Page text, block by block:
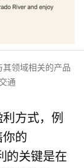
领域相关的产品
通
方式，例
你的
的关键是在